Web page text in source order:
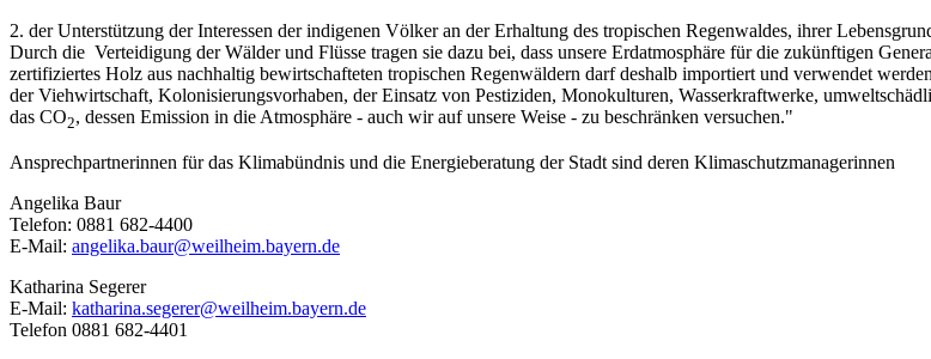
2. der Unterstützung der Interessen der indigenen Völker an der Erhaltung des tropischen Regenwaldes, ihrer
Durch die Verteidigung der Wälder und Flüsse tragen sie dazu bei, dass unsere Erdatmosphäre für die zukünftigen
zertifiziertes Holz aus nachhaltig bewirtschafteten tropischen Regenwäldern darf deshalb importiert und verwendet
der Viehwirtschaft, Kolonisierungsvorhaben, der Einsatz von Pestiziden, Monokulturen, Wasserkraftwerke,
das CO2, dessen Emission in die Atmosphäre - auch wir auf unsere Weise - zu beschränken versuchen."
Ansprechpartnerinnen für das Klimabündnis und die Energieberatung der Stadt sind deren Klimaschutzmanagerinnen
Angelika Baur
Telefon: 0881 682-4400
E-Mail: angelika.baur@weilheim.bayern.de
Katharina Segerer
E-Mail: katharina.segerer@weilheim.bayern.de
Telefon 0881 682-4401